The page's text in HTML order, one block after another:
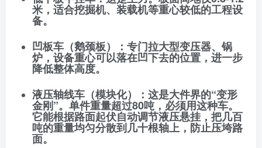
米，适合挖掘机、装载机等重心较低的工程设
备。
凹板车（鹅颈板）
：专门拉大型变压器、锅
炉，设备重心可以落在凹下去的位置，进一步
降低整体高度。
液压轴线车（模块化）
：这是大件界的“变形
金刚”。单件重量超过80吨，必须用这种车。
它能根据路面起伏自动调节液压悬挂，把几百
吨的重量均匀分散到几十根轴上，防止压垮路
面。